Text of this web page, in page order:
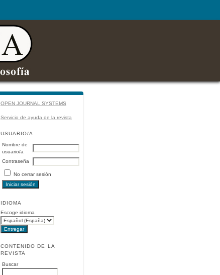
OPEN JOURNAL SYSTEMS
Servicio de ayuda de la revista
USUARIO/A
Nombre de
usuario/a
Contraseña
No cerrar sesión
IDIOMA
Escoge idioma
CONTENIDO DE LA
REVISTA
Buscar